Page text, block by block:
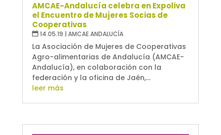
AMCAE-Andalucía celebra en Expoliva
el Encuentro de Mujeres Socias de
Cooperativas
14.05.19 AMCAE ANDALUCÍA
La Asociación de Mujeres de Cooperativas
Agro-alimentarias de Andalucía (AMCAE-
Andalucía), en colaboración con la
federación y la oficina de Jaén,...
leer más